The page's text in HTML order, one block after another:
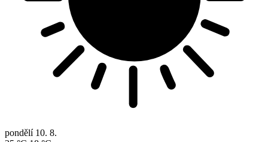
pondělí 10. 8.